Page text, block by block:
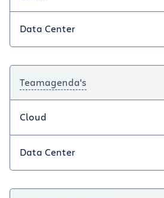
Data Center
Teamagenda's
Cloud
Data Center